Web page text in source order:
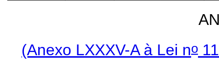
(Anexo LXXXV-A à Lei no